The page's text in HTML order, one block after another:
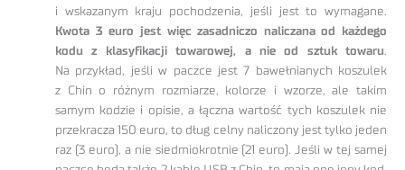
i wskazanym kraju pochodzenia, jeśli jest to wymagane.
Kwota 3 euro jest więc zasadniczo naliczana od każdego
kodu z klasyfikacji towarowej, a nie od sztuk towaru.
Na przykład, jeśli w paczce jest 7 bawełnianych koszulek
z Chin o różnym rozmiarze, kolorze i wzorze, ale takim
samym kodzie i opisie, a łączna wartość tych koszulek nie
przekracza 150 euro, to dług celny naliczony jest tylko jeden
raz (3 euro), a nie siedmiokrotnie (21 euro). Jeśli w tej samej